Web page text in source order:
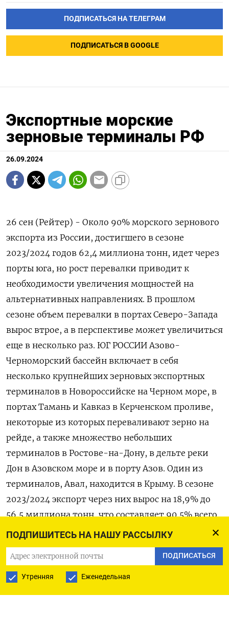
ПОДПИШИТЕСЬ НА НАШУ РАССЫЛКУ
ПОДПИСАТЬСЯ
Утренняя Еженедельная
ПОДПИСАТЬСЯ НА ТЕЛЕГРАМ
ПОДПИСАТЬСЯ В GOOGLE
Экспортные морские
зерновые терминалы РФ
26.09.2024
26 сен (Рейтер) - Около 90% морского зернового
экспорта из России, достигшего в сезоне
2023/2024 годов 62,4 миллиона тонн, идет через
порты юга, но рост перевалки приводит к
необходимости увеличения мощностей на
альтернативных направлениях. В прошлом
сезоне объем перевалки в портах Северо-Запада
вырос втрое, а в перспективе может увеличиться
еще в несколько раз. ЮГ РОССИИ Азово-
Черноморский бассейн включает в себя
несколько крупнейших зерновых экспортных
терминалов в Новороссийске на Черном море, в
портах Тамань и Кавказ в Керченском проливе,
некоторые из которых переваливают зерно на
рейде, а также множество небольших
терминалов в Ростове-на-Дону, в дельте реки
Дон в Азовском море и в порту Азов. Один из
терминалов, Авал, находится в Крыму. В сезоне
2023/2024 экспорт через них вырос на 18,9% до
56,5 миллиона тонн, что составляет 90,5% всего
морского экспорта зерна. Планы расширения -
Группа Дело, которой принадлежит зерновой
терминал КСК в крупнейшем в РФ порту в
Новороссийске, планирует увеличить его